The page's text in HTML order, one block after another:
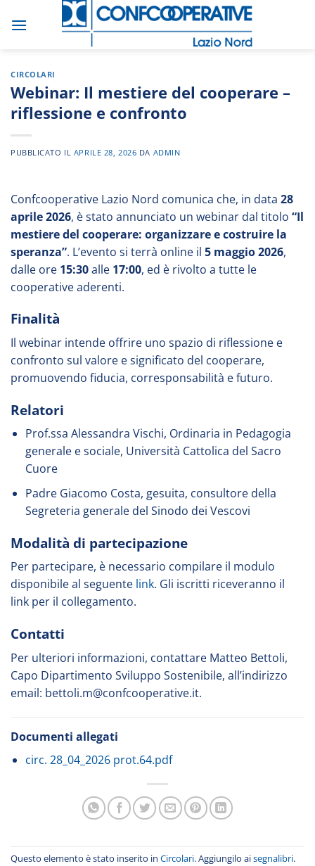
CIRCOLARI
Webinar: Il mestiere del cooperare –
riflessione e confronto
PUBBLICATO IL APRILE 28, 2026 DA ADMIN
Confcooperative Lazio Nord comunica che, in data 28
aprile 2026, è stato annunciato un webinar dal titolo “Il
mestiere del cooperare: organizzare e costruire la
speranza”. L’evento si terrà online il 5 maggio 2026,
dalle ore 15:30alle 17:00, ed è rivolto a tutte le
cooperative aderenti.
Finalità
Il webinar intende offrire uno spazio di riflessione e
confronto sul valore e significato del cooperare,
promuovendo fiducia, corresponsabilità e futuro.
Relatori
Prof.ssa Alessandra Vischi, Ordinaria in Pedagogia
generale e sociale, Università Cattolica del Sacro
Cuore
Padre Giacomo Costa, gesuita, consultore della
Segreteria generale del Sinodo dei Vescovi
Modalità di partecipazione
Per partecipare, è necessario compilare il modulo
disponibile al seguente link. Gli iscritti riceveranno il
link per il collegamento.
Contatti
Per ulteriori informazioni, contattare Matteo Bettoli,
Capo Dipartimento Sviluppo Sostenibile, all’indirizzo
email: bettoli.m@confcooperative.it.
Documenti allegati
circ. 28_04_2026 prot.64.pdf
Questo elemento è stato inserito in Circolari. Aggiungilo aisegnalibri.